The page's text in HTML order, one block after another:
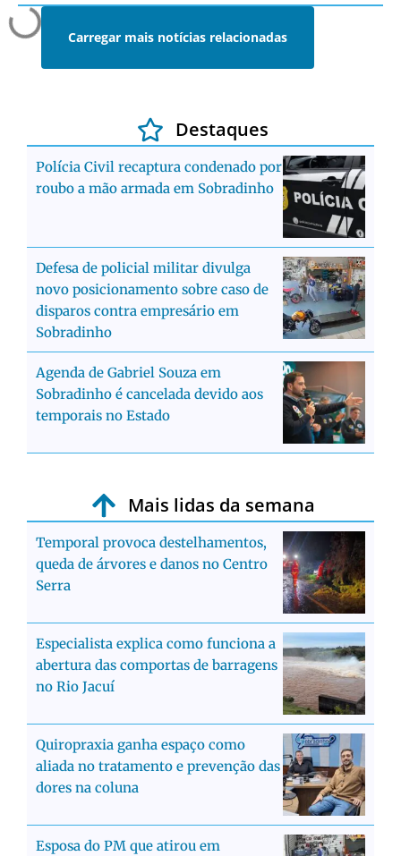
Carregar mais notícias relacionadas
Destaques
Polícia Civil recaptura condenado por
roubo a mão armada em Sobradinho
Defesa de policial militar divulga
novo posicionamento sobre caso de
disparos contra empresário em
Sobradinho
Agenda de Gabriel Souza em
Sobradinho é cancelada devido aos
temporais no Estado
Mais lidas da semana
Temporal provoca destelhamentos,
queda de árvores e danos no Centro
Serra
Especialista explica como funciona a
abertura das comportas de barragens
no Rio Jacuí
Quiropraxia ganha espaço como
aliada no tratamento e prevenção das
dores na coluna
Esposa do PM que atirou em